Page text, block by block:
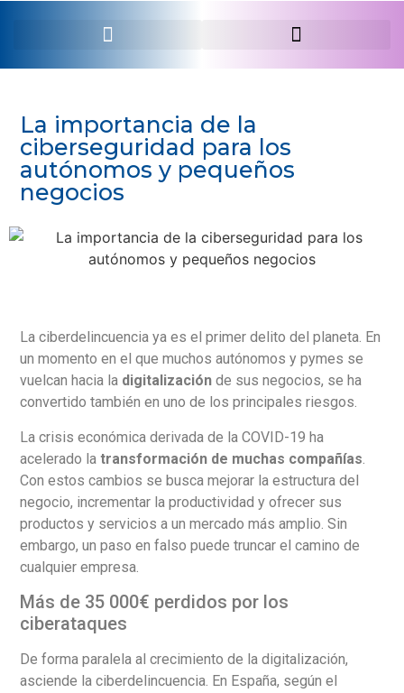
La importancia de la
ciberseguridad para los
autónomos y pequeños
negocios
La ciberdelincuencia ya es el primer delito del planeta. En
un momento en el que muchos autónomos y pymes se
vuelcan hacia la digitalizaciónde sus negocios, se ha
convertido también en uno de los principales riesgos.
La crisis económica derivada de la COVID-19 ha
acelerado latransformación de muchas compañías
Con estos cambios se busca mejorar la estructura del
negocio, incrementar la productividad y ofrecer sus
productos y servicios a un mercado más amplio. Sin
embargo, un paso en falso puede truncar el camino de
cualquier empresa.
Más de 35 000€ perdidos por los
ciberataques
De forma paralela al crecimiento de la digitalización,
asciende la ciberdelincuencia. En España, según el